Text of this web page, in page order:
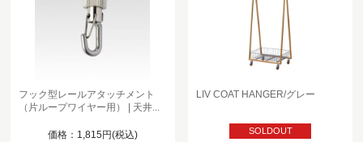
フック型レールアタッチメント
（片ループワイヤー用） | 天井...
価格：1,815円(税込)
LIV COAT HANGER/グレー
SOLDOUT